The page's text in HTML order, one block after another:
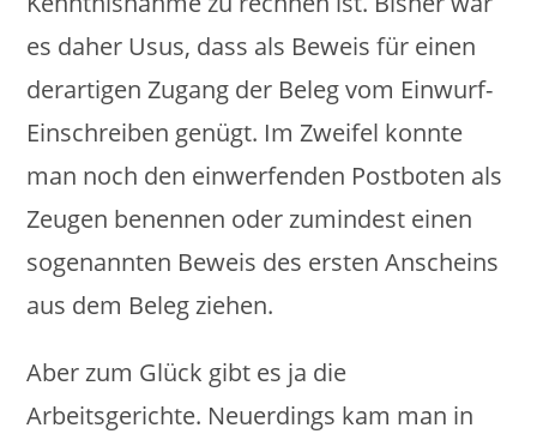
es daher Usus, dass als Beweis für einen
derartigen Zugang der Beleg vom Einwurf-
Einschreiben genügt. Im Zweifel konnte
man noch den einwerfenden Postboten als
Zeugen benennen oder zumindest einen
sogenannten Beweis des ersten Anscheins
aus dem Beleg ziehen.
Aber zum Glück gibt es ja die
Arbeitsgerichte. Neuerdings kam man in